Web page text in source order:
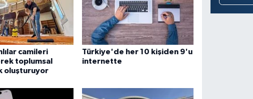
camileri
toplumsal
oluşturuyor
Türkiye'de her 10 kişiden 9'u
internette